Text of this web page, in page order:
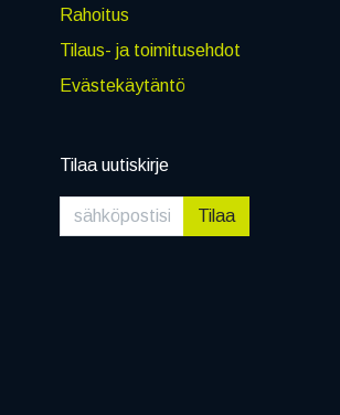
Rahoitus
Tilaus- ja toimitusehdot
Evästekäytäntö
Tilaa uutiskirje
Tilaa